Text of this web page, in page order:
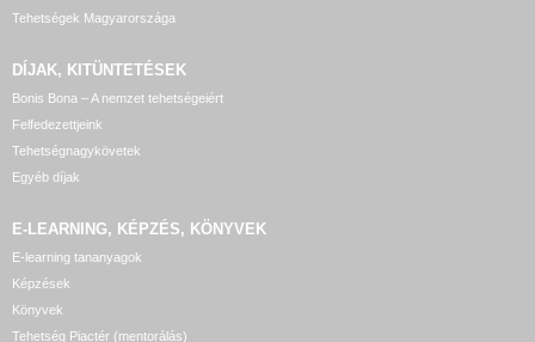
Tehetségek Magyarországa
DÍJAK, KITÜNTETÉSEK
Bonis Bona – A nemzet tehetségeiért
Felfedezettjeink
Tehetségnagykövetek
Egyéb díjak
E-LEARNING, KÉPZÉS, KÖNYVEK
E-learning tananyagok
Képzések
Könyvek
Tehetség Piactér (mentorálás)